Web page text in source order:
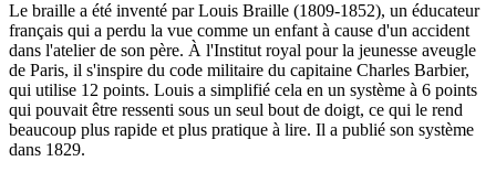
Le braille a été inventé par Louis Braille (1809-1852), un éducateur
français qui a perdu la vue comme un enfant à cause d'un accident
dans l'atelier de son père. À l'Institut royal pour la jeunesse aveugle
de Paris, il s'inspire du code militaire du capitaine Charles Barbier,
qui utilise 12 points. Louis a simplifié cela en un système à 6 points
qui pouvait être ressenti sous un seul bout de doigt, ce qui le rend
beaucoup plus rapide et plus pratique à lire. Il a publié son système
dans 1829.